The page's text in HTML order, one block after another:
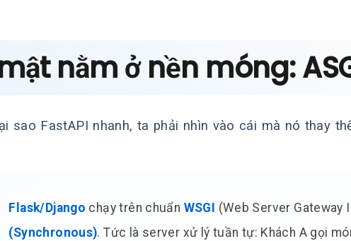
nằm ở nền móng:
sao FastAPI nhanh, ta phải nhìn vào cái mà nó thay
Flask/Django chạy trên chuẩn WSGI (Web Server Gateway
(Synchronous). Tức là server xử lý tuần tự: Khách A gọi